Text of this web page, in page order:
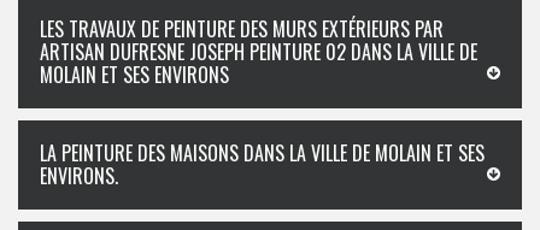
LES TRAVAUX DE PEINTURE DES MURS EXTÉRIEURS PAR
ARTISAN DUFRESNE JOSEPH PEINTURE 02 DANS LA VILLE DE
MOLAIN ET SES ENVIRONS
LA PEINTURE DES MAISONS DANS LA VILLE DE MOLAIN ET SES
ENVIRONS.